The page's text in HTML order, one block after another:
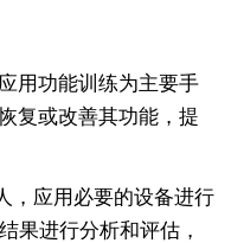
功能训练为主要手
复或改善其功能，提
应用必要的设备进行
果进行分析和评估，